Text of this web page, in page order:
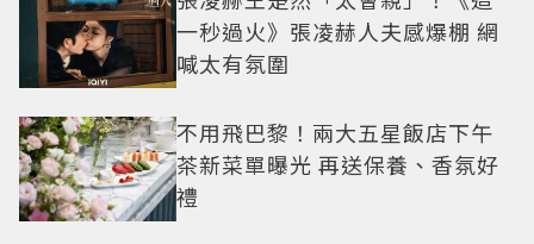
一秒過火》張凌赫人夫感爆棚 網
喊太有氛圍
不用飛巴黎！兩大五星飯店下午
茶新菜單曝光 再送保養、香氛好
禮